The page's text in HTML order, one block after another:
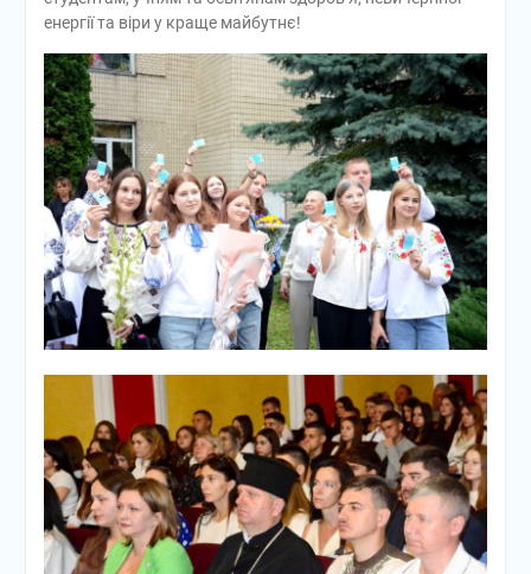
енергії та віри у краще майбутнє!